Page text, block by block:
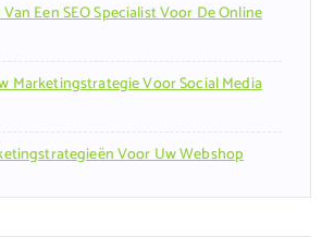
Een SEO Specialist Voor De Online
Marketingstrategie Voor Social Media
Voor Uw Webshop